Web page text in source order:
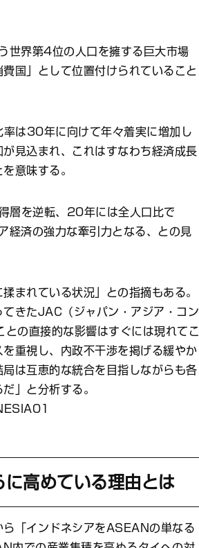
世界第4位の人口を擁する巨大市場
国」として位置付けられていること
は30年に向けて年々着実に増加し
見込まれ、これはすなわち経済成長
意味する。
層を逆転、20年には全人口比で
経済の強力な牽引力となる、との見
まれている状況」との指摘もある。
きたJAC（ジャパン・アジア・コン
の直接的な影響はすぐには現れてこ
重視し、内政不干渉を掲げる緩やか
は互恵的な統合を目指しながらも各
」と分析する。
に高めている理由とは
ら「インドネシアをASEANの単なる